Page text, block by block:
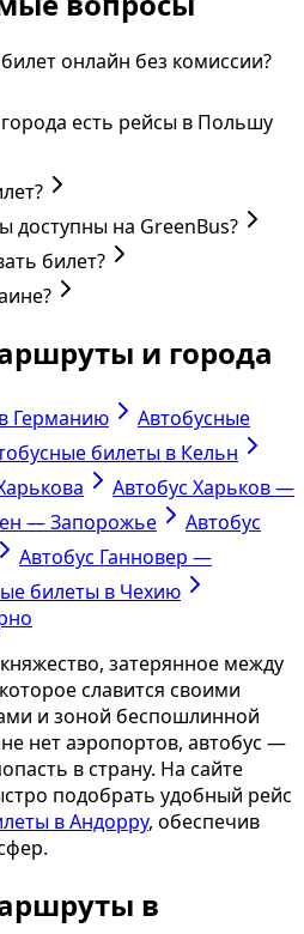
онлайн без комиссии?
города есть рейсы в Польшу
доступны на GreenBus?
билет?
и города
Германию
Автобусные
билеты в Кельн
Автобус Харьков —
— Запорожье
Автобус
Автобус Ганновер —
билеты в Чехию
затерянное между
славится своими
и зоной беспошлинной
нет аэропортов, автобус —
в страну. На сайте
подобрать удобный рейс
в Андорру, обеспечив
в